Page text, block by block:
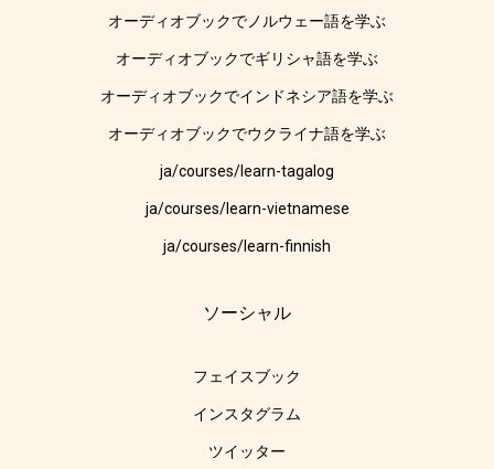
オーディオブックでノルウェー語を学ぶ
オーディオブックでギリシャ語を学ぶ
オーディオブックでインドネシア語を学ぶ
オーディオブックでウクライナ語を学ぶ
ja/courses/learn-tagalog
ja/courses/learn-vietnamese
ja/courses/learn-finnish
ソーシャル
フェイスブック
インスタグラム
ツイッター